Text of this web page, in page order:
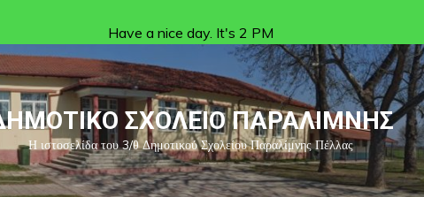
Have a nice day. It's 2 PM
ΣΧΟΛΕΙΟ ΠΑΡΑΛΙΜΝΗΣ
Η ιστοσελίδα του 3/θ Δημοτικού Σχολείου Παραλίμνης Πέλλας